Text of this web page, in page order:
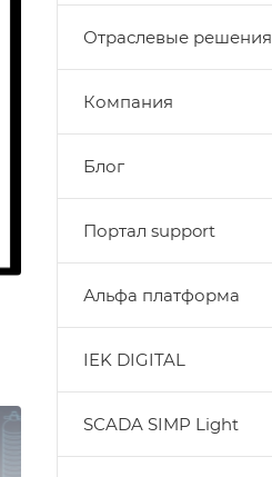
Отраслевые решения
Компания
Блог
Портал support
Альфа платформа
IEK DIGITAL
SCADA SIMP Light